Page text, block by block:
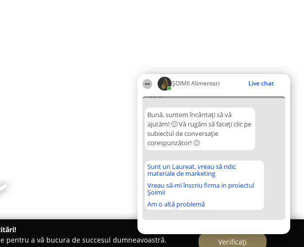
ŞOIMII Alimentari Live chat
23:12
Bună, suntem încântați să vă
ajutăm! 🙂 Vă rugăm să faceți clic pe
subiectul de conversație
corespunzător! 🙂
Sunt un Laureat, vreau să ridic
materiale de marketing
Vreau să-mi înscriu firma in proiectul
Șoimii
Am o altă problemă
a vă bucura de succesul dumneavoastră.
Verificați